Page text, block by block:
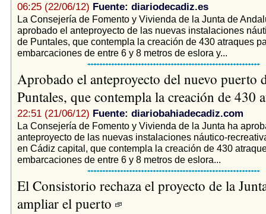
06:25 (22/06/12) Fuente: diariodecadiz.es
La Consejería de Fomento y Vivienda de la Junta de
aprobado el anteproyecto de las nuevas instalaciones
de Puntales, que contempla la creación de 430 atraques
embarcaciones de entre 6 y 8 metros de eslora y...
Aprobado el anteproyecto del nuevo puerto
Puntales, que contempla la creación de 430
22:51 (21/06/12) Fuente: diariobahiadecadiz.com
La Consejería de Fomento y Vivienda de la Junta ha
anteproyecto de las nuevas instalaciones náutico-
en Cádiz capital, que contempla la creación de 430
embarcaciones de entre 6 y 8 metros de eslora...
El Consistorio rechaza el proyecto de la
ampliar el puerto